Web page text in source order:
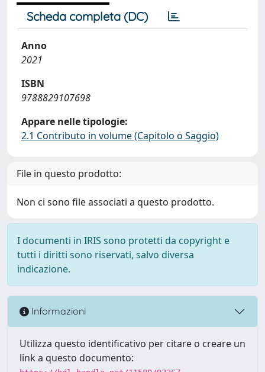
Scheda completa (DC)
Anno
2021
ISBN
9788829107698
Appare nelle tipologie:
2.1 Contributo in volume (Capitolo o Saggio)
File in questo prodotto:
Non ci sono file associati a questo prodotto.
I documenti in IRIS sono protetti da copyright e
tutti i diritti sono riservati, salvo diversa
indicazione.
Informazioni
Utilizza questo identificativo per citare o creare un
link a questo documento: